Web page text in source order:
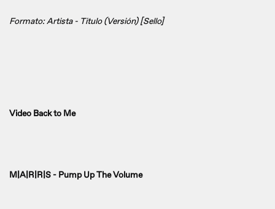
Formato: Artista - Titulo (Versión) [Sello]
Video Back to Me
M|A|R|R|S - Pump Up The Volume